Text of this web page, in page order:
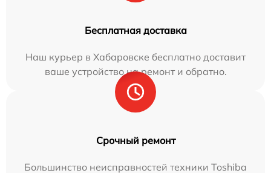
Бесплатная доставка
Наш курьер в Хабаровске бесплатно доставит
ваше устройство на ремонт и обратно.
Срочный ремонт
Большинство неисправностей техники Toshiba